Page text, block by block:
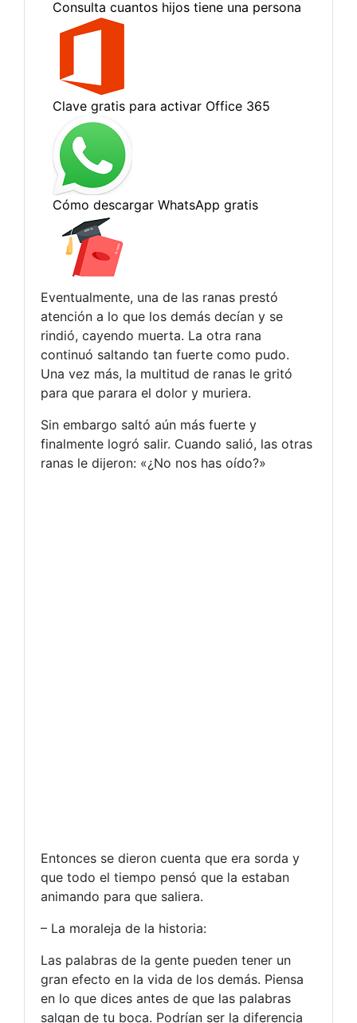
Eventualmente, una de las ranas prestó
atención a lo que los demás decían y se
rindió, cayendo muerta. La otra rana
continuó saltando tan fuerte como pudo.
Una vez más, la multitud de ranas le gritó
para que parara el dolor y muriera.
Sin embargo saltó aún más fuerte y
finalmente logró salir. Cuando salió, las otras
ranas le dijeron: «¿No nos has oído?»
Entonces se dieron cuenta que era sorda y
que todo el tiempo pensó que la estaban
animando para que saliera.
– La moraleja de la historia:
Las palabras de la gente pueden tener un
gran efecto en la vida de los demás. Piensa
en lo que dices antes de que las palabras
salgan de tu boca. Podrían ser la diferencia